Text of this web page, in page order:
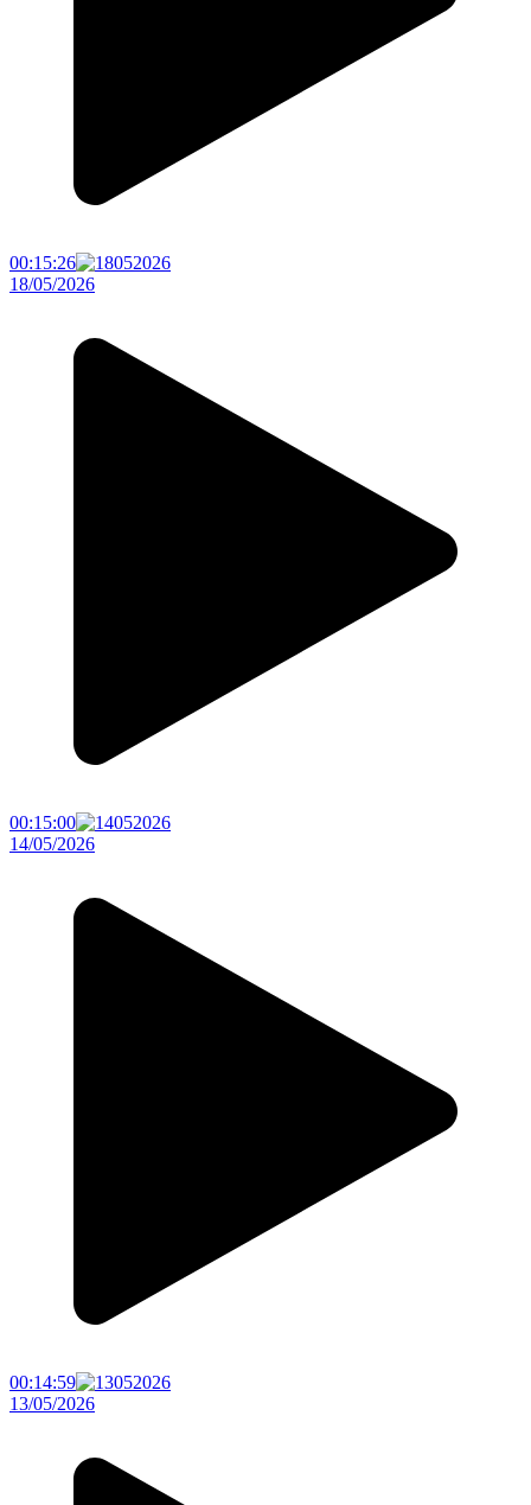
00:15:26
18/05/2026
00:15:00
14/05/2026
00:14:59
13/05/2026